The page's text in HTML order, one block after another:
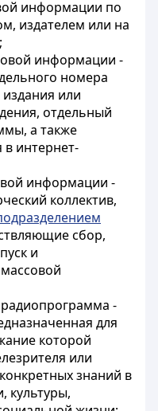
информации по
издателем или на
информации -
номера
или
отдельный
а также
интернет-
информации -
коллектив,
сбор,
и
радиопрограмма -
для
которой
или
знаний в
культуры,